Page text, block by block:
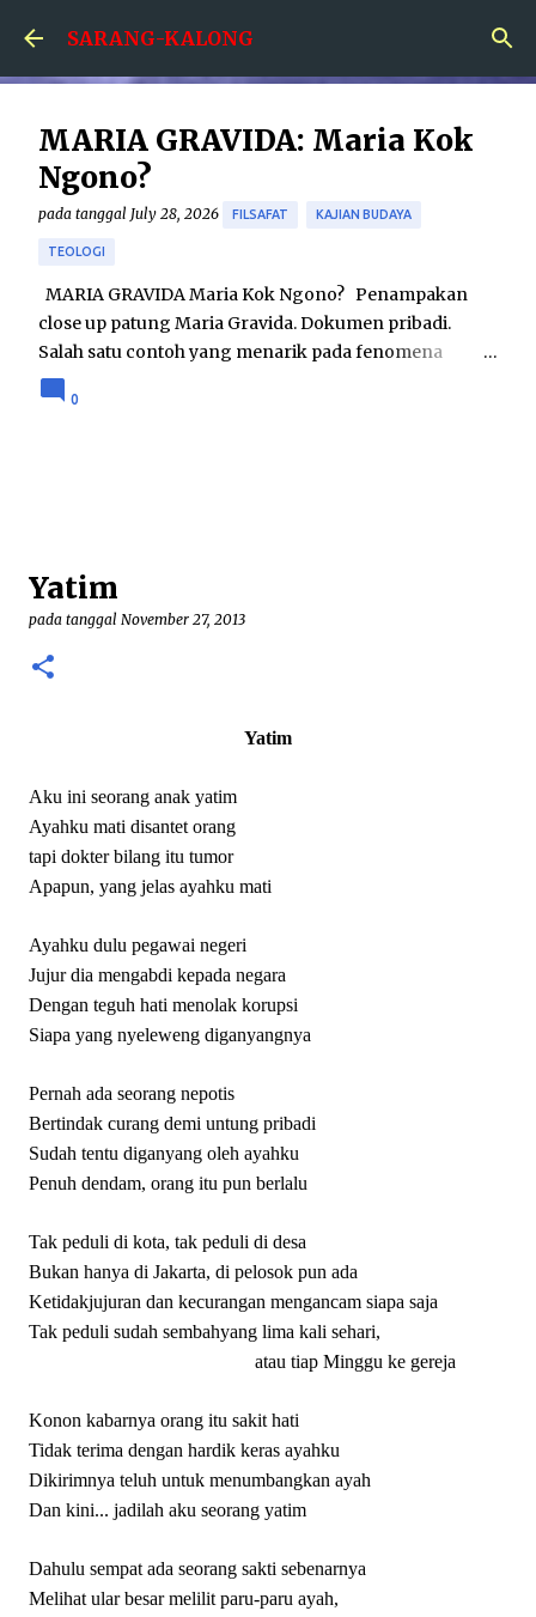
Skip to main content
SARANG-KALONG
MARIA GRAVIDA: Maria Kok
Ngono?
pada tanggal July 28, 2026 FILSAFAT KAJIAN BUDAYA
TEOLOGI
MARIA GRAVIDA Maria Kok Ngono? Penampakan
close up patung Maria Gravida. Dokumen pribadi.
Salah satu contoh yang menarik pada fenomena
hubungan agama dan seni adalah karya patung Maria
Gravida. Karya tersebut menampilkan sosok Maria
Maria tengah hamil besar itu adalah karya seni yang
minoritas. Pada umumnya Gereja akan
(regina) yang gilang-gemilang. Pada beberapa karya,
Malang, Maria digambarkan sebagai sang Perempuan
semua menggambarkan Maria yang “sukses” dan
penuh kejayaan. Mudah bagi seorang Kristiani untuk
berdevosi pada Maria yang menang itu. ...
0
Yatim
pada tanggal November 27, 2013
Yatim
Aku ini seorang anak yatim
Ayahku mati disantet orang
tapi dokter bilang itu tumor
Apapun, yang jelas ayahku mati
Ayahku dulu pegawai negeri
Jujur dia mengabdi kepada negara
Dengan teguh hati menolak korupsi
Siapa yang nyeleweng diganyangnya
Pernah ada seorang nepotis
Bertindak curang demi untung pribadi
Sudah tentu diganyang oleh ayahku
Penuh dendam, orang itu pun berlalu
Tak peduli di kota, tak peduli di desa
Bukan hanya di Jakarta, di pelosok pun ada
Ketidakjujuran dan kecurangan mengancam siapa saja
Tak peduli sudah sembahyang lima kali sehari,
atau tiap Minggu ke gereja
Konon kabarnya orang itu sakit hati
Tidak terima dengan hardik keras ayahku
Dikirimnya teluh untuk menumbangkan ayah
Dan kini... jadilah aku seorang yatim
Dahulu sempat ada seorang sakti sebenarnya
Melihat ular besar melilit paru-paru ayah,